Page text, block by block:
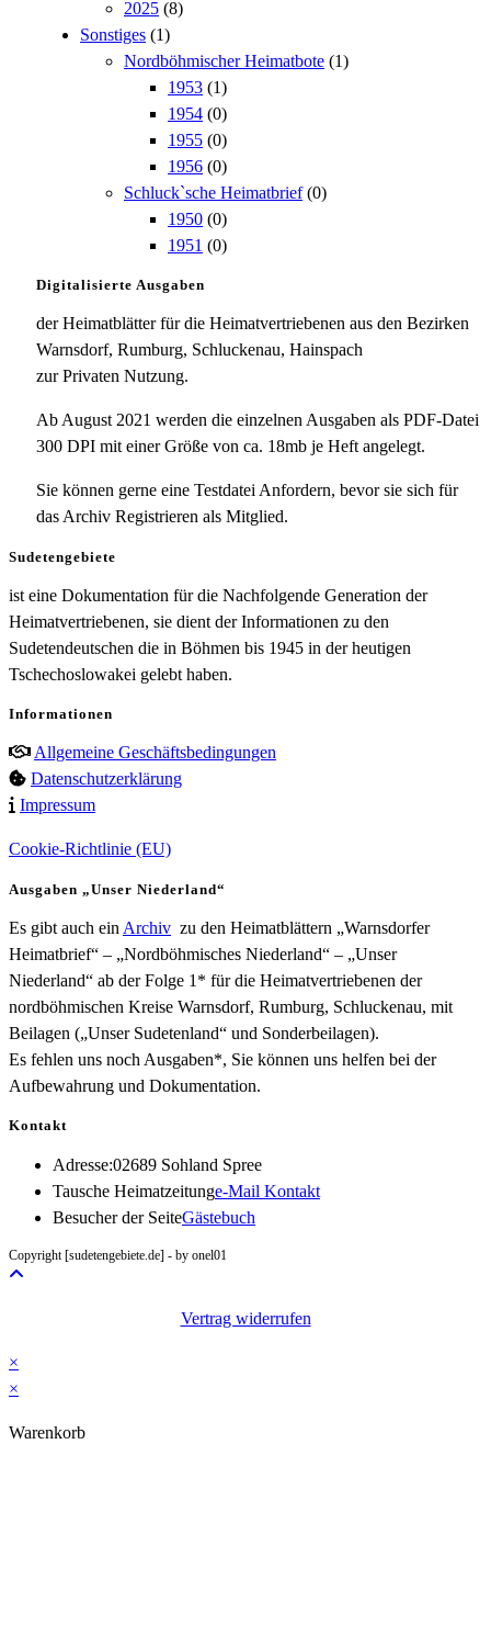
2025 (8)
Sonstiges (1)
Nordböhmischer Heimatbote (1)
1953 (1)
1954 (0)
1955 (0)
1956 (0)
Schluck`sche Heimatbrief (0)
1950 (0)
1951 (0)
Digitalisierte Ausgaben
der Heimatblätter für die Heimatvertriebenen aus den Bezirken
Warnsdorf, Rumburg, Schluckenau, Hainspach
zur Privaten Nutzung.
Ab August 2021 werden die einzelnen Ausgaben als PDF-Datei
300 DPI mit einer Größe von ca. 18mb je Heft angelegt.
Sie können gerne eine Testdatei Anfordern, bevor sie sich für
das Archiv Registrieren als Mitglied.
Sudetengebiete
ist eine Dokumentation für die Nachfolgende Generation der
Heimatvertriebenen, sie dient der Informationen zu den
Sudetendeutschen die in Böhmen bis 1945 in der heutigen
Tschechoslowakei gelebt haben.
Informationen
Allgemeine Geschäftsbedingungen
Datenschutzerklärung
Impressum
Cookie-Richtlinie (EU)
Ausgaben „Unser Niederland“
Es gibt auch ein Archiv zu den Heimatblättern „Warnsdorfer
Heimatbrief“ – „Nordböhmisches Niederland“ – „Unser
Niederland“ ab der Folge 1* für die Heimatvertriebenen der
nordböhmischen Kreise Warnsdorf, Rumburg, Schluckenau, mit
Beilagen („Unser Sudetenland“ und Sonderbeilagen).
Es fehlen uns noch Ausgaben*, Sie können uns helfen bei der
Aufbewahrung und Dokumentation.
Kontakt
Adresse:02689 Sohland Spree
Tausche Heimatzeitunge-Mail KontaktOpens
Besucher der SeiteGästebuch
Copyright [sudetengebiete.de] - by onel01
Vertrag widerrufen
×
×
Warenkorb